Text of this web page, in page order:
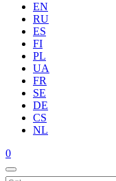
EN
RU
ES
FI
PL
UA
FR
SE
DE
CS
NL
0